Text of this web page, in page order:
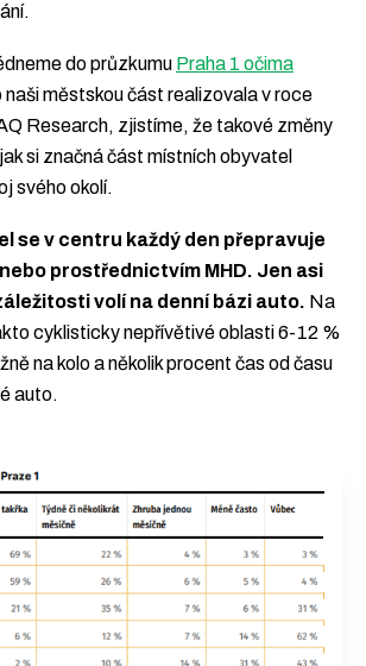
do průzkumu Praha 1 očima
naši městskou část realizovala v roce
Research, zjistíme, že takové změny
si značná část místních obyvatel
svého okolí.
se v centru každý den přepravuje
prostřednictvím MHD. Jen asi
volí na denní bázi auto. Na
cyklisticky nepřívětivé oblasti 6-12 %
na kolo a několik procent čas od času
auto.